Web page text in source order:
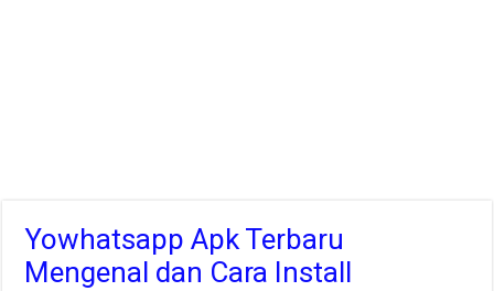
Yowhatsapp Apk Terbaru
Mengenal dan Cara Install